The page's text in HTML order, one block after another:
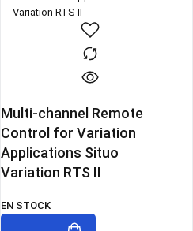
Multi-channel Remote
Control for Variation
Applications Situo
Variation RTS II
EN STOCK